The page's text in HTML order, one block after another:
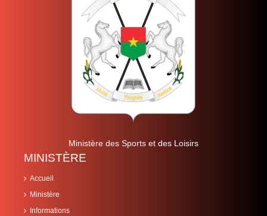
Ministère des Sports et des Loisirs
MINISTÈRE
Accueil
Ministère
Informations